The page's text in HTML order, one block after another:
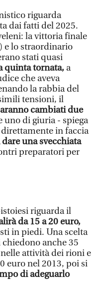
riguarda
dai fatti del 2025.
la vittoria finale
e lo straordinario
stati quasi
quinta tornata, a
che aveva
la rabbia del
tensioni, il
cambiati due
uno di giuria - spiega
in faccia
una svecchiata
preparatori per
riguarda il
da 15 a 20 euro,
in piedi. Una scelta
anche 35
attività dei rioni e
euro nel 2013, poi si
di adeguarlo